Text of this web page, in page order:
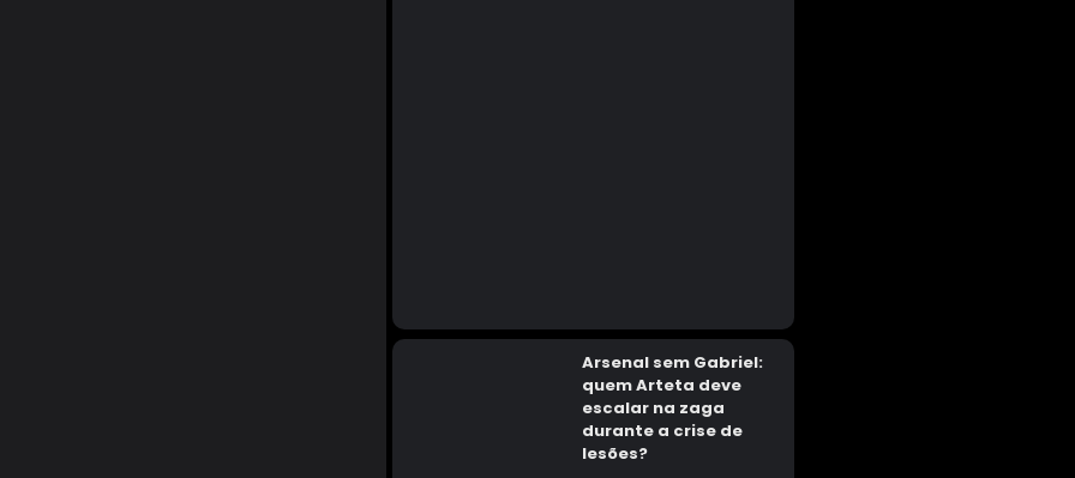
Arsenal sem Gabriel:
quem Arteta deve
escalar na zaga
durante a crise de
lesões?